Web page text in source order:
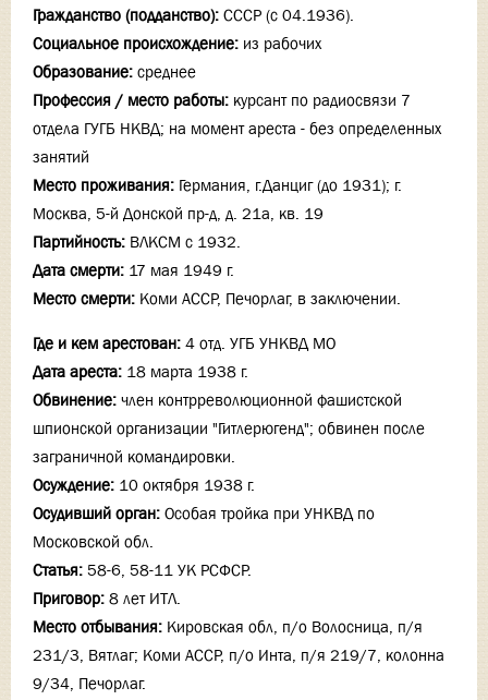
Гражданство (подданство): СССР (с 04.1936).
Социальное происхождение: из рабочих
Образование: среднее
Профессия / место работы: курсант по радиосвязи 7
отдела ГУГБ НКВД; на момент ареста - без определенных
занятий
Место проживания: Германия, г.Данциг (до 1931); г.
Москва, 5-й Донской пр-д, д. 21а, кв. 19
Партийность: ВЛКСМ с 1932.
Дата смерти: 17 мая 1949 г.
Место смерти: Коми АССР, Печорлаг, в заключении.
Где и кем арестован: 4 отд. УГБ УНКВД МО
Дата ареста: 18 марта 1938 г.
Обвинение: член контрреволюционной фашистской
шпионской организации "Гитлерюгенд"; обвинен после
заграничной командировки.
Осуждение: 10 октября 1938 г.
Осудивший орган: Особая тройка при УНКВД по
Московской обл.
Статья: 58-6, 58-11 УК РСФСР.
Приговор: 8 лет ИТЛ.
Место отбывания: Кировская обл, п/о Волосница, п/я
231/3, Вятлаг; Коми АССР, п/о Инта, п/я 219/7, колонна
9/34, Печорлаг.